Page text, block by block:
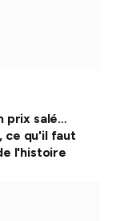
prix salé…
ce qu'il faut
l'histoire